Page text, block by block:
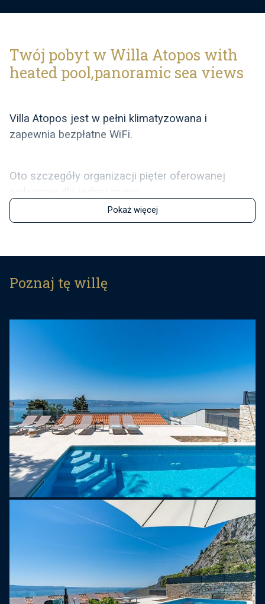
Twój pobyt w Willa Atopos with
heated pool,panoramic sea views
Villa Atopos jest w pełni klimatyzowana i
zapewnia bezpłatne WiFi.
Oto szczegóły organizacji pięter oferowanej
wyłącznie dla jednej grupy:
*ZEWNĘTRZNY - poziom basenu, poziom 3 piętra.
wymiarach 7 x 4 m wyposażony jest w funkcję
LED, dzięki czemu można cieszyć się
leżakami, dodatkowymi 6 krzesłami ogrodowymi i
prostu niesamowite, a widoki na światła miasta
Omiš, a wieczorami na wyspę Brač również
zapierają dech w piersiach. Ogródek na poziomie
1. piętra znajduje się naprzeciwko części dziennej
i oferuje duży drewniany stół jadalny dla 12 osób
oraz grill Kamado Joe, z panoramicznym
widokiem na morze, co zapewnia naprawdę miłe
uczucie podczas delektowania się na świeżym
powietrzu. W hotelu znajduje się również kącik
wypoczynkowy, w którym można wieczorami
zrelaksować się przy lampce wina lub porannej
kawie, podziwiając spektakularny widok na morze.
Do Państwa dyspozycji jest także stół do tenisa
stołowego na świeżym powietrzu.
Pokaż więcej
Poznaj tę willę